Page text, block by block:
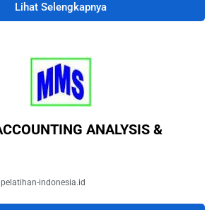
Lihat Selengkapnya
ANALYSIS &
pelatihan-indonesia.id